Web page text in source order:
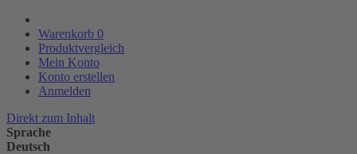
Warenkorb 0
Produktvergleich
Mein Konto
Konto erstellen
Anmelden
Direkt zum Inhalt
Sprache
Deutsch